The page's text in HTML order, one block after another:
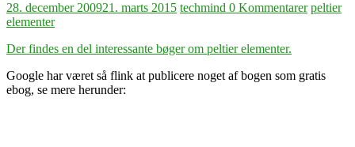
28. december 200921. marts 2015 techmind 0 Kommentarer peltier
elementer
Der findes en del interessante bøger om peltier elementer.
Google har været så flink at publicere noget af bogen som gratis
ebog, se mere herunder: